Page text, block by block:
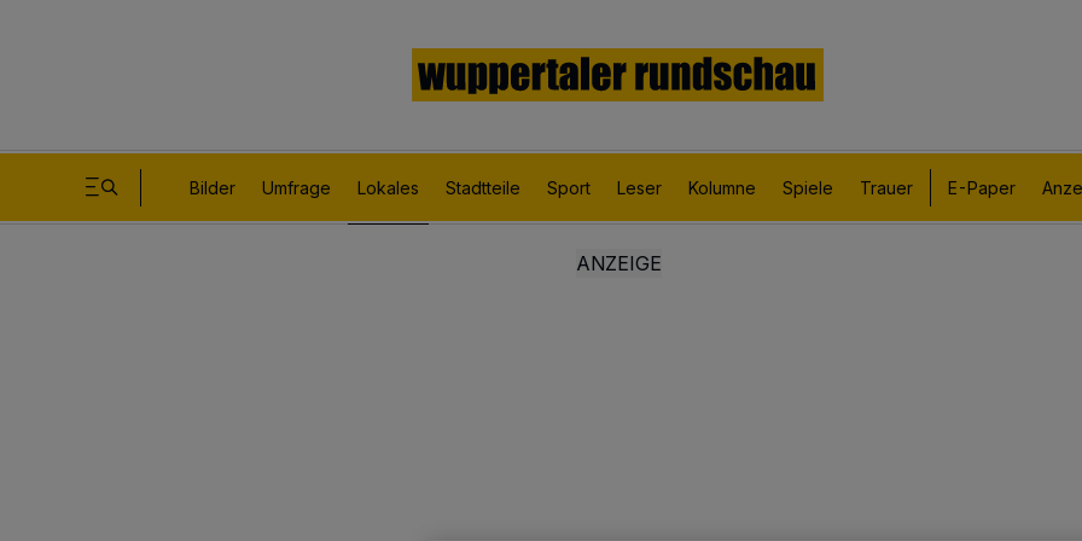
Bilder Umfrage Lokales Stadtteile Sport Leser Kolumne Spiele Trauer E-Paper